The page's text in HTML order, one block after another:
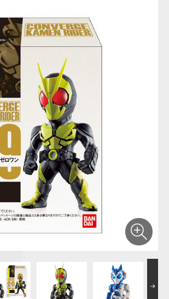
ガンダムシリーズ アンパンマン
サンリオキャラクタ
にふぉるめーしょん
＆スクエアシール
ポケモンスケールワ